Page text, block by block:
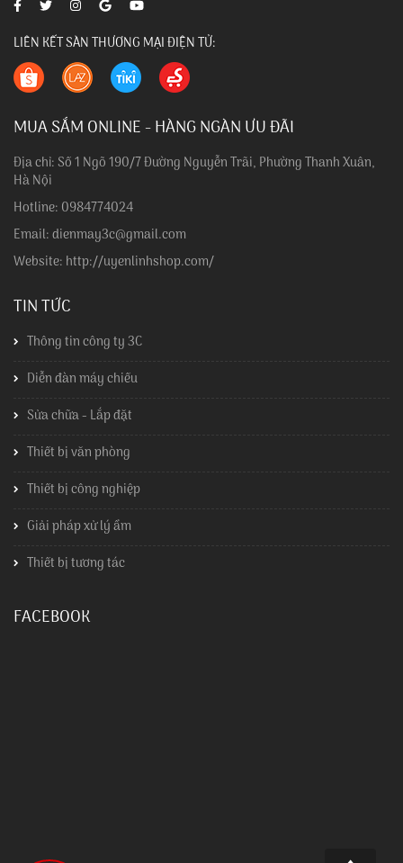
LIÊN KẾT SÀN THƯƠNG MẠI ĐIỆN TỬ:
MUA SẮM ONLINE - HÀNG NGÀN ƯU ĐÃI
Địa chỉ: Số 1 Ngõ 190/7 Đường Nguyễn Trãi, Phường Thanh Xuân,
Hà Nội
Hotline: 0984774024
Email: dienmay3c@gmail.com
Website: http://uyenlinhshop.com/
TIN TỨC
Thông tin công ty 3C
Diễn đàn máy chiếu
Sửa chữa - Lắp đặt
Thiết bị văn phòng
Thiết bị công nghiệp
Giải pháp xử lý ẩm
Thiết bị tương tác
FACEBOOK